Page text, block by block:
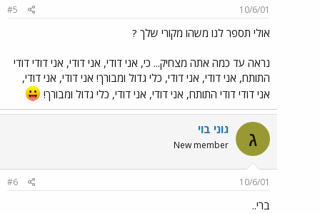
10/6/01
#5
אולי תספר לנו משהו מקורי שלך ?
נראה עד כמה אתה מצחיק... כי, אני דודי, אני דודי, אני דודי דודי
התותח, אני דודי, אני דודי, כלי גדול ומבורך! אני דודי, אני דודי,
אני דודי דודי התותח, אני דודי, אני דודי, כלי גדול ומבורך!
ג גוני בוי
New member
10/6/01
#6
ברי..